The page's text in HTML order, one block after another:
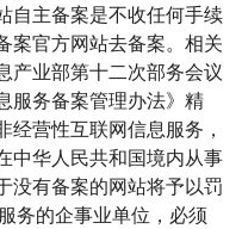
自主备案是不收任何手续
案官方网站去备案。相关
业部第十二次部务会议
服务备案管理办法》精
营性互联网信息服务，
中华人民共和国境内从事
没有备案的网站将予以罚
的企事业单位，必须